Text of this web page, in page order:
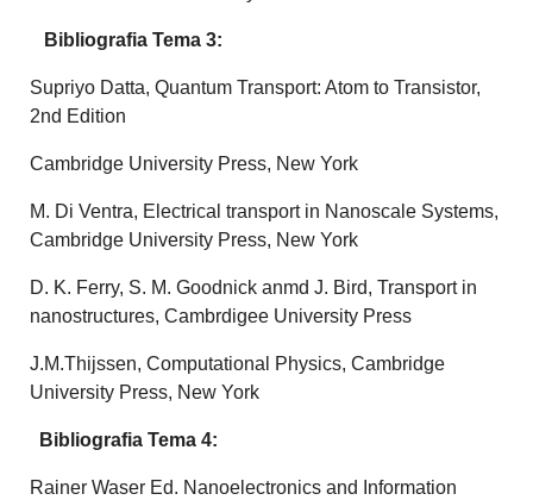
Bibliografia Tema 3:
Supriyo Datta, Quantum Transport: Atom to Transistor,
2nd Edition
Cambridge University Press, New York
M. Di Ventra, Electrical transport in Nanoscale Systems,
Cambridge University Press, New York
D. K. Ferry, S. M. Goodnick anmd J. Bird, Transport in
nanostructures, Cambrdigee University Press
J.M.Thijssen, Computational Physics, Cambridge
University Press, New York
Bibliografia Tema 4:
Rainer Waser Ed. Nanoelectronics and Information